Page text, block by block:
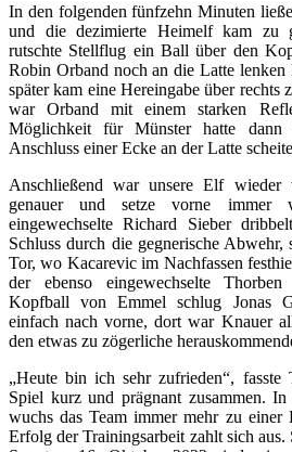
In den folgenden fünfzehn Minuten
und die dezimierte Heimelf kam zu
rutschte Stellflug ein Ball über den
Robin Orband noch an die Latte
später kam eine Hereingabe über rechts
war Orband mit einem starken
Möglichkeit für Münster hatte
Anschluss einer Ecke an der Latte
Anschließend war unsere Elf wieder
genauer und setze vorne immer
eingewechselte Richard Sieber
Schluss durch die gegnerische
Tor, wo Kacarevic im Nachfassen
der ebenso eingewechselte
Kopfball von Emmel schlug Jonas
einfach nach vorne, dort war Knauer
den etwas zu zögerliche
„Heute bin ich sehr zufrieden“,
Spiel kurz und prägnant zusammen. In
wuchs das Team immer mehr zu einer
Erfolg der Trainingsarbeit zahlt sich